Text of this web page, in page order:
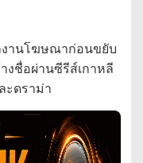
งานโฆษณาก่อนขยับ
งชื่อผ่านซีรีส์เกาหลี
ะดราม่า